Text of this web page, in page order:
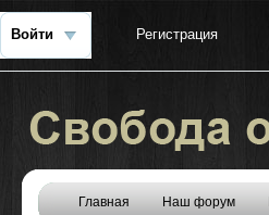
Войти Регистрация
Главная Наш форум